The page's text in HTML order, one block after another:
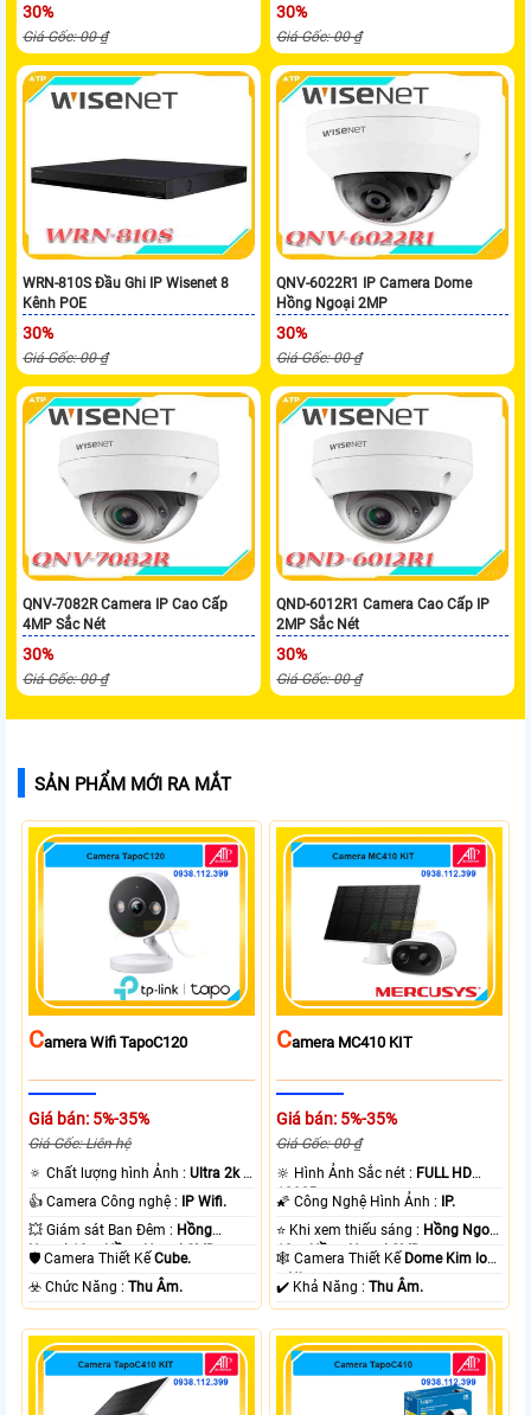
30%
Giá Gốc: 00 ₫
30%
Giá Gốc: 00 ₫
WRN-810S Đầu Ghi IP Wisenet 8
Kênh POE
30%
Giá Gốc: 00 ₫
QNV-6022R1 IP Camera Dome
Hồng Ngoại 2MP
30%
Giá Gốc: 00 ₫
QNV-7082R Camera IP Cao Cấp
4MP Sắc Nét
30%
Giá Gốc: 00 ₫
QND-6012R1 Camera Cao Cấp IP
2MP Sắc Nét
30%
Giá Gốc: 00 ₫
SẢN PHẨM MỚI RA MẮT
CAmera Wifi TapoC120
Giá bán: 5%-35%
Giá Gốc: Liên hệ
🔅 Chất lượng hình Ảnh :Ultra 2k +
.
👍 Camera Công nghệ : IP Wifi.
💥 Giám sát Ban Đêm : Hồng
Ngoại 10m Hồng Ngoại SMD.
🛡 Camera Thiết KếCube.
️☣️ Chức Năng :Thu Âm.
CAmera MC410 KIT
Giá bán: 5%-35%
Giá Gốc: 00 ₫
🔆 Hình Ảnh Sắc nét : FULL HD
1080P .
🌠 Công Nghệ Hình Ảnh : IP.
⭐ Khi xem thiếu sáng : Hồng Ngoại
10m Hồng Ngoại SMD.
🕸️ Camera Thiết Kế Dome Kim loại
+ Nhựa.
️✔️ Khả Năng :Thu Âm.